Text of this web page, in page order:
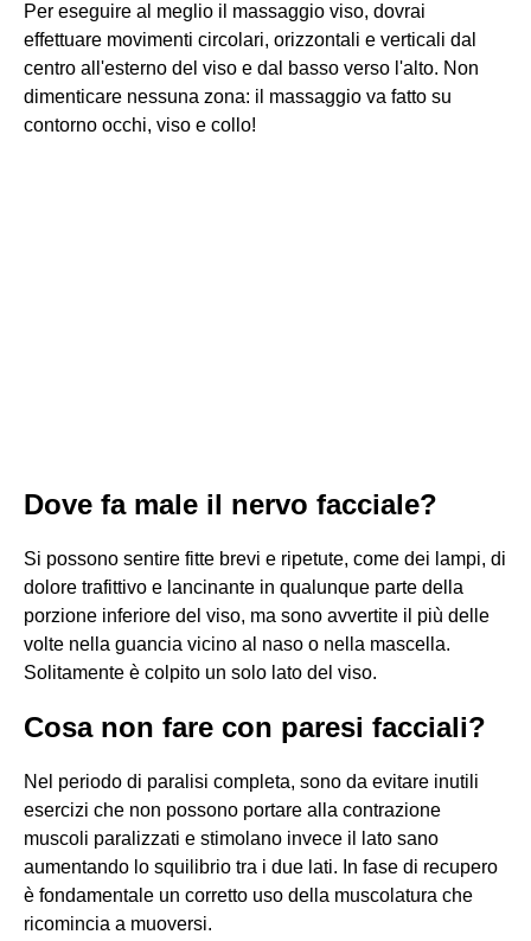
Per eseguire al meglio il massaggio viso, dovrai
effettuare movimenti circolari, orizzontali e verticali dal
centro all'esterno del viso e dal basso verso l'alto. Non
dimenticare nessuna zona: il massaggio va fatto su
contorno occhi, viso e collo!
Dove fa male il nervo facciale?
Si possono sentire fitte brevi e ripetute, come dei lampi, di
dolore trafittivo e lancinante in qualunque parte della
porzione inferiore del viso, ma sono avvertite il più delle
volte nella guancia vicino al naso o nella mascella.
Solitamente è colpito un solo lato del viso.
Cosa non fare con paresi facciali?
Nel periodo di paralisi completa, sono da evitare inutili
esercizi che non possono portare alla contrazione
muscoli paralizzati e stimolano invece il lato sano
aumentando lo squilibrio tra i due lati. In fase di recupero
è fondamentale un corretto uso della muscolatura che
ricomincia a muoversi.